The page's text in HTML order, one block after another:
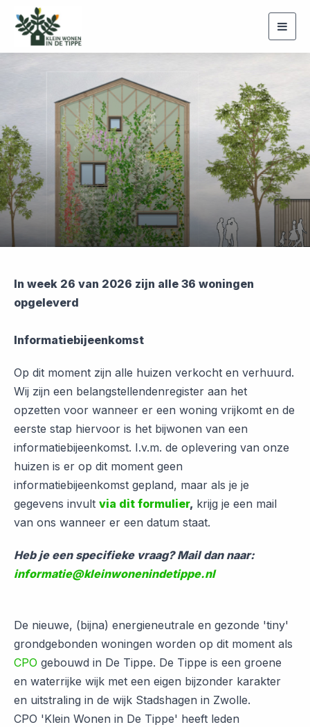
In week 26 van 2026 zijn alle 36 woningen
opgeleverd
Informatiebijeenkomst
Op dit moment zijn alle huizen verkocht en verhuurd.
Wij zijn een belangstellendenregister aan het
opzetten voor wanneer er een woning vrijkomt en de
eerste stap hiervoor is het bijwonen van een
informatiebijeenkomst. I.v.m. de oplevering van onze
huizen is er op dit moment geen
informatiebijeenkomst gepland, maar als je je
gegevens invult via dit formulier, krijg je een mail
van ons wanneer er een datum staat.
Heb je een specifieke vraag? Mail dan naar:
informatie@kleinwonenindetippe.nl
De nieuwe, (bijna) energieneutrale en gezonde 'tiny'
grondgebonden woningen worden op dit moment als
CPO gebouwd in De Tippe. De Tippe is een groene
en waterrijke wijk met een eigen bijzonder karakter
en uitstraling in de wijk Stadshagen in Zwolle.
CPO 'Klein Wonen in De Tippe' heeft leden